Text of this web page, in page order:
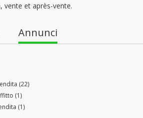
vente et après-vente.
Annunci
(22)
(1)
(1)